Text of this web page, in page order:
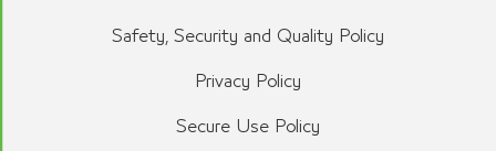
Safety, Security and Quality Policy
Privacy Policy
Secure Use Policy